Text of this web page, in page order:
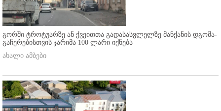
გორში ტროტუარზე ან ქვეითთა გადასასვლელზე მანქანის დგომა-
გაჩერებისთვის ჯარიმა 100 ლარი იქნება
ახალი ამბები